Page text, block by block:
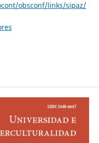
obsconf/links/sipaz/